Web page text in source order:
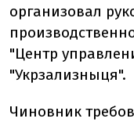
организовал
"Центр
"Укрзализныця".
Чиновник